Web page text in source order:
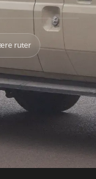
ruter